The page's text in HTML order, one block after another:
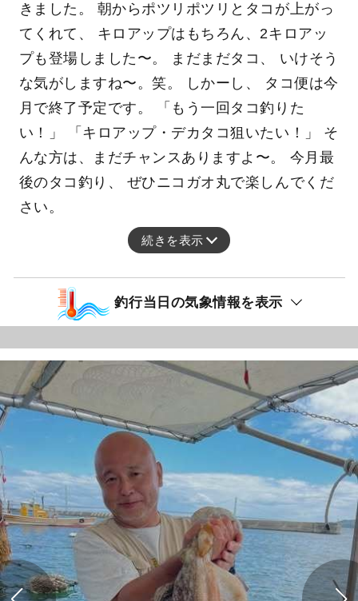
きました。 朝からポツリポツリとタコが上がっ
てくれて、 キロアップはもちろん、2キロアッ
プも登場しました〜。 まだまだタコ、 いけそう
な気がしますね〜。笑。 しかーし、 タコ便は今
月で終了予定です。 「もう一回タコ釣りた
い！」 「キロアップ・デカタコ狙いたい！」 そ
んな方は、まだチャンスありますよ〜。 今月最
後のタコ釣り、 ぜひニコガオ丸で楽しんでくだ
さい。
続きを表示
釣行当日の気象情報を表示